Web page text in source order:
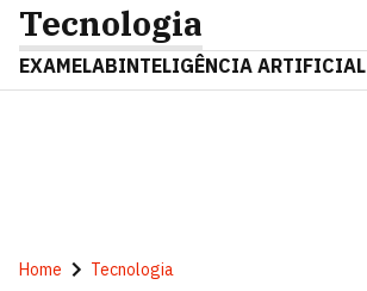
Tecnologia
EXAMELABINTELIGÊNCIA ARTIFICIAL
Home Tecnologia